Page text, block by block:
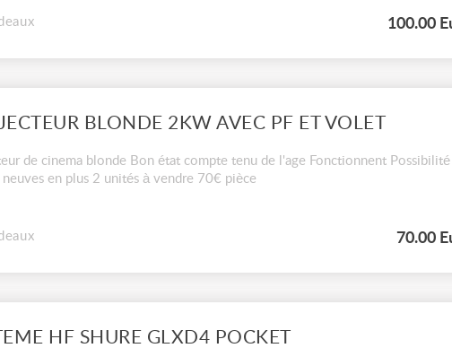
100.00
BLONDE 2KW AVEC PF ET VOLET
de cinema blonde Bon état compte tenu de l'age Fonctionnent Possibilité
neuves en plus 2 unités à vendre 70€ pièce
70.00
HF SHURE GLXD4 POCKET